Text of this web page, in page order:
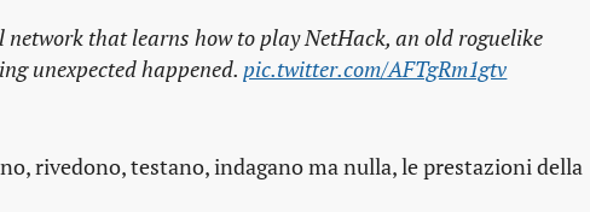
network that learns how to play NetHack, an old roguelike
unexpected happened. pic.twitter.com/AFTgRm1gtv
rivedono, testano, indagano ma nulla, le prestazioni della